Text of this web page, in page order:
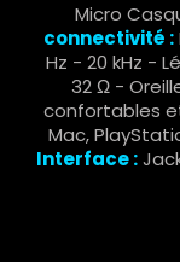
Micro
connectivité :
Hz - 20 kHz -
32 Ω -
confortables
Mac,
Interface :